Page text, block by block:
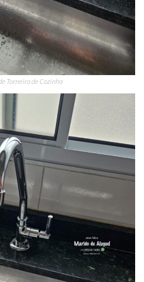
Torneira de Cozinha